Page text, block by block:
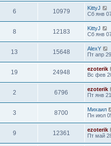
6 10979
KittyJ
Сб янв
8 12183
KittyJ
Сб янв
13 15648
AlexY
Пт апр
19 24948
ezoterik
Вс фев
2 6796
ezoterik
Пт янв
3 8700
Михаил
Пн июл
9 12361
ezoterik
Пт май